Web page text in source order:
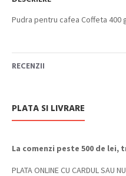
Pudra pentru cafea Coffeta 400
RECENZII
PLATA SI LIVRARE
La comenzi peste 500 de lei,
PLATA ONLINE CU CARDUL SAU